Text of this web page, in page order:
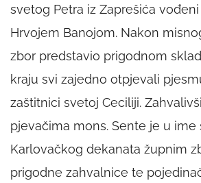
svetog Petra iz Zaprešića
Hrvojem Banojom. Nakon
zbor predstavio prigodnom
kraju svi zajedno otpjevali
zaštitnici svetoj Ceciliji.
pjevačima mons. Sente je u ime
Karlovačkog dekanata župnim
prigodne zahvalnice te